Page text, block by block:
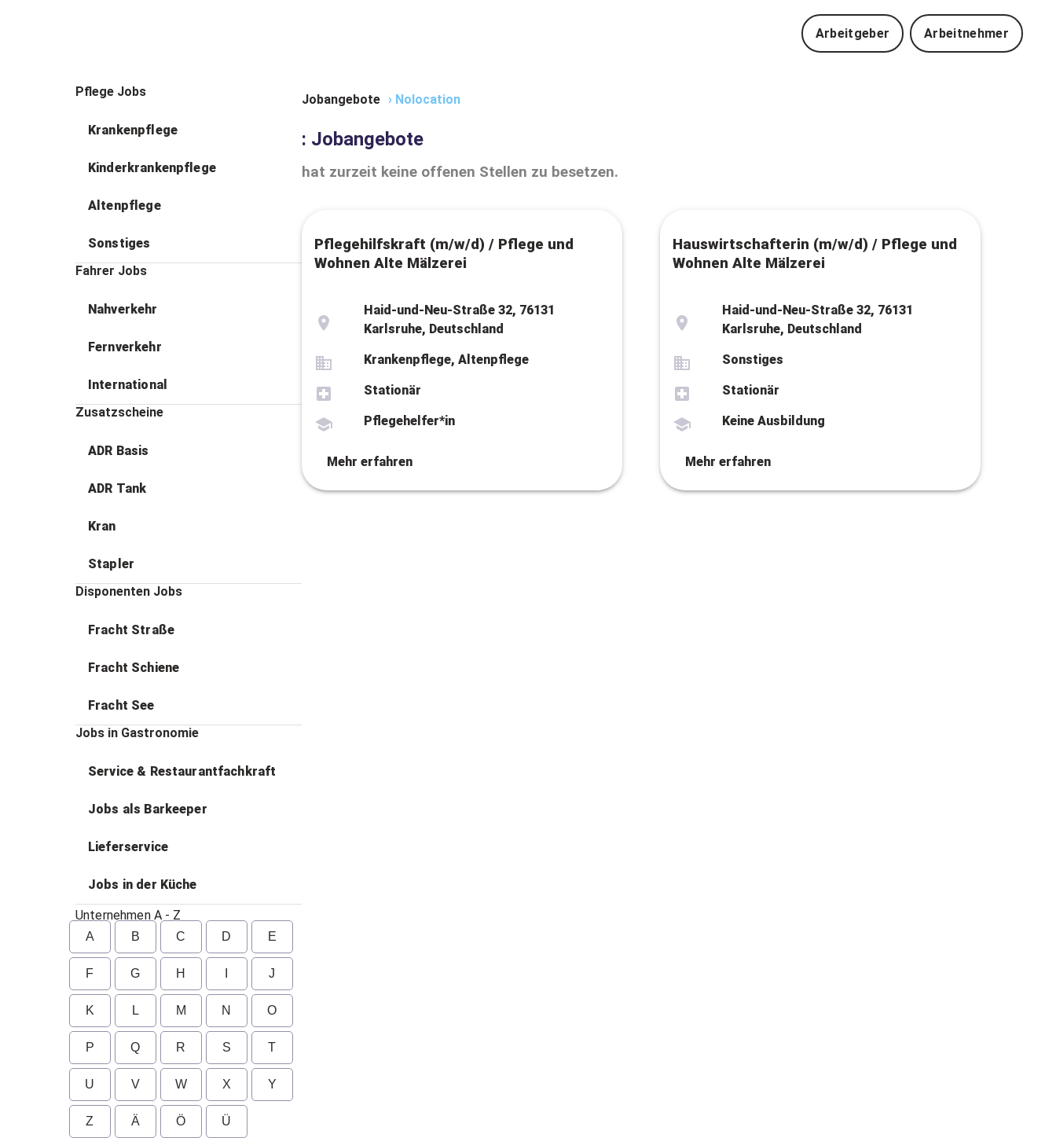
Arbeitgeber Arbeitnehmer
Pflege Jobs
Krankenpflege
Kinderkrankenpflege
Altenpflege
Sonstiges
Fahrer Jobs
Nahverkehr
Fernverkehr
International
Zusatzscheine
ADR Basis
ADR Tank
Kran
Stapler
Disponenten Jobs
Fracht Straße
Fracht Schiene
Fracht See
Jobs in Gastronomie
Service & Restaurantfachkraft
Jobs als Barkeeper
Lieferservice
Jobs in der Küche
Unternehmen A - Z
A B C D E
F G H J
K L M N O
P Q R S T
U V W X Y
Z Ä Ö Ü
Jobangebote › Nolocation
: Jobangebote
hat zurzeit keine offenen Stellen zu besetzen.
Pflegehilfskraft (m/w/d) / Pflege und
Wohnen Alte Mälzerei
Haid-und-Neu-Straße 32, 76131
Karlsruhe, Deutschland
Krankenpflege, Altenpflege
Stationär
Pflegehelfer*in
Mehr erfahren
Hauswirtschafterin (m/w/d) / Pflege und
Wohnen Alte Mälzerei
Haid-und-Neu-Straße 32, 76131
Karlsruhe, Deutschland
Sonstiges
Stationär
Keine Ausbildung
Mehr erfahren